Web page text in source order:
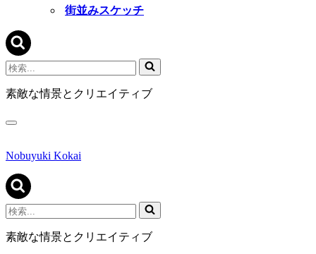
街並みスケッチ
検
索...
素敵な情景とクリエイティブ
ナ
ゲ
シ
ョ
ン
メ
ニ
ュ
Nobuyuki Kokai
検
索...
素敵な情景とクリエイティブ